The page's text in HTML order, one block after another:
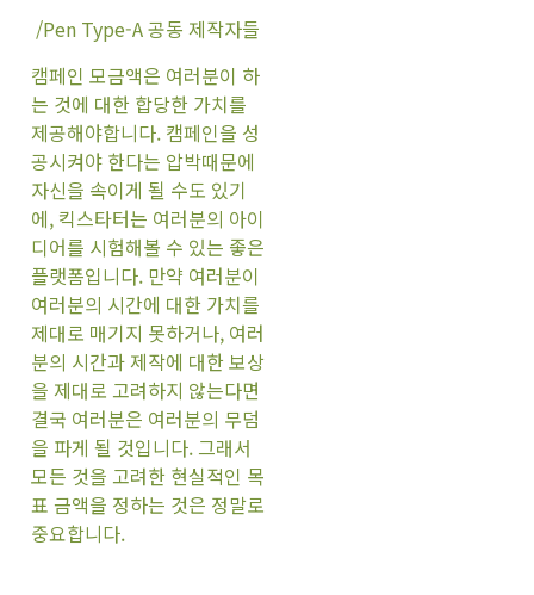
/Pen Type-A 공동 제작자들
캠페인 모금액은 여러분이 하
는 것에 대한 합당한 가치를
제공해야합니다. 캠페인을 성
공시켜야 한다는 압박때문에
자신을 속이게 될 수도 있기
에, 킥스타터는 여러분의 아이
디어를 시험해볼 수 있는 좋은
플랫폼입니다. 만약 여러분이
여러분의 시간에 대한 가치를
제대로 매기지 못하거나, 여러
분의 시간과 제작에 대한 보상
을 제대로 고려하지 않는다면
결국 여러분은 여러분의 무덤
을 파게 될 것입니다. 그래서
모든 것을 고려한 현실적인 목
표 금액을 정하는 것은 정말로
중요합니다.